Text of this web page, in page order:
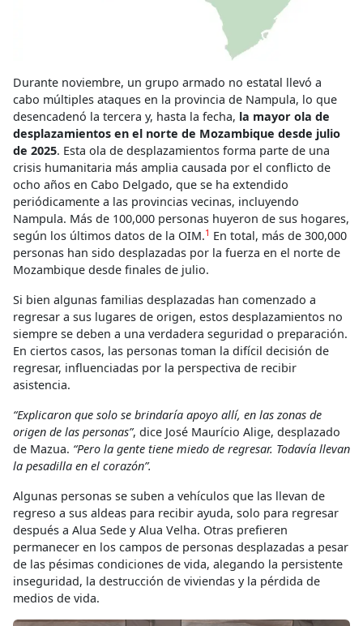
Durante noviembre, un grupo armado no estatal llevó a
cabo múltiples ataques en la provincia de Nampula, lo que
desencadenó la tercera y, hasta la fecha, la mayor ola de
desplazamientos en el norte de Mozambique desde julio
de 2025. Esta ola de desplazamientos forma parte de una
crisis humanitaria más amplia causada por el conflicto de
ocho años en Cabo Delgado, que se ha extendido
periódicamente a las provincias vecinas, incluyendo
Nampula. Más de 100,000 personas huyeron de sus hogares,
según los últimos datos de la OIM.1 En total, más de 300,000
personas han sido desplazadas por la fuerza en el norte de
Mozambique desde finales de julio.
Si bien algunas familias desplazadas han comenzado a
regresar a sus lugares de origen, estos desplazamientos no
siempre se deben a una verdadera seguridad o preparación.
En ciertos casos, las personas toman la difícil decisión de
regresar, influenciadas por la perspectiva de recibir
asistencia.
“Explicaron que solo se brindaría apoyo allí, en las zonas de
origen de las personas”, dice José Maurício Alige, desplazado
de Mazua. “Pero la gente tiene miedo de regresar. Todavía llevan
la pesadilla en el corazón”.
Algunas personas se suben a vehículos que las llevan de
regreso a sus aldeas para recibir ayuda, solo para regresar
después a Alua Sede y Alua Velha. Otras prefieren
permanecer en los campos de personas desplazadas a pesar
de las pésimas condiciones de vida, alegando la persistente
inseguridad, la destrucción de viviendas y la pérdida de
medios de vida.